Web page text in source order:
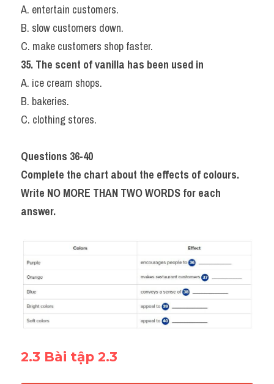
A. entertain customers.
B. slow customers down.
C. make customers shop faster.
35. The scent of vanilla has been used in
A. ice cream shops.
B. bakeries.
C. clothing stores.
Questions 36-40
Complete the chart about the effects of colours.
Write NO MORE THAN TWO WORDS for each
answer.
2.3 Bài tập 2.3